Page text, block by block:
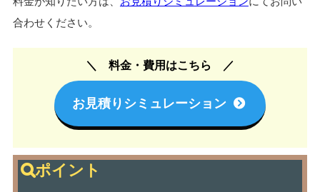
合わせください。
料金・費用はこちら
お見積りシミュレーション